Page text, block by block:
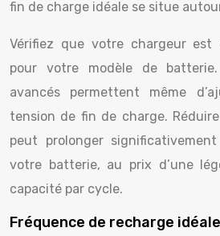
fin de charge idéale se situe
Vérifiez que votre chargeur est
pour votre modèle de
avancés permettent même
tension de fin de charge.
peut prolonger
votre batterie, au prix d’une
capacité par cycle.
Fréquence de recharge idéale